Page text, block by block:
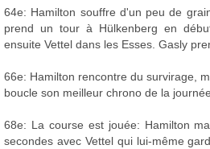
64e: Hamilton souffre d'un peu de
prend un tour à Hülkenberg en
ensuite Vettel dans les Esses. Gasly
66e: Hamilton rencontre du survirage,
boucle son meilleur chrono de la
68e: La course est jouée: Hamilton
secondes avec Vettel qui lui-même